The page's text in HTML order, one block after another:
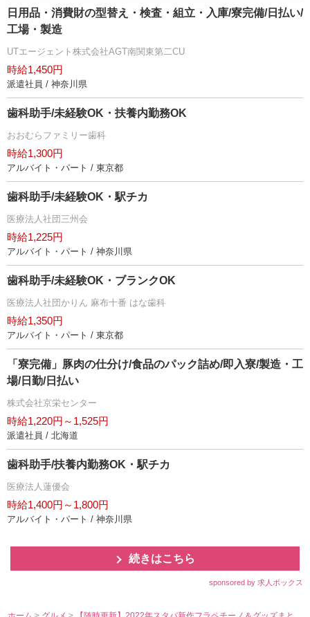
日用品・消費財の型替え・検査・組立・入庫/寮完備/日払い/
工場・製造
UTエージェント株式会社AGT南関東第二CU
時給1,450円
派遣社員 / 神奈川県
歯科助手/未経験OK・扶養内勤務OK
おおむらファミリー歯科
時給1,300円
アルバイト・パート / 東京都
歯科助手/未経験OK・駅チカ
医療法人社団三州会
時給1,225円
アルバイト・パート / 神奈川県
歯科助手/未経験OK・ブランクOK
医療法人社団かりん 麻布十番 はな歯科
時給1,350円
アルバイト・パート / 東京都
「寮完備」豚肉の仕分け/食品のパック詰め/即入寮/製造・工
場/日勤/日払い
株式会社京栄センター
時給1,220円～1,525円
派遣社員 / 北海道
歯科助手/扶養内勤務OK・駅チカ
医療法人蓮優会
時給1,400円～1,800円
アルバイト・パート / 神奈川県
続きはこちら
sponsored by 求人ボックス